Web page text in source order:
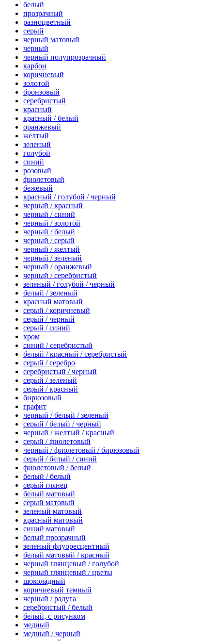
белый
прозрачный
разноцветный
серый
черный матовый
черный
черный полупрозрачный
карбон
коричневый
золотой
бронзовый
серебристый
красный
красный / белый
оранжевый
желтый
зеленый
голубой
синий
розовый
фиолетовый
бежевый
красный / голубой / черный
черный / красный
черный / синий
черный / золотой
черный / белый
черный / серый
черный / желтый
черный / зеленый
черный / оранжевый
черный / серебристый
зеленый / голубой / черный
белый / зеленый
красный матовый
серый / коричневый
серый / черный
серый / синий
хром
синий / серебристый
белый / красный / серебристый
серый / серебро
серебристый / черный
серый / зеленый
серый / красный
бирюзовый
графит
черный / белый / зеленый
серый / белый / черный
черный / желтый / красный
серый / фиолетовый
черный / фиолетовый / бирюзовый
серый / белый / синий
фиолетовый / белый
белый / белый
серый глянец
белый матовый
серый матовый
зеленый матовый
красный матовый
синий матовый
белый прозрачный
зеленый флуоресцентный
белый матовый / красный
черный глянцевый / голубой
черный глянцевый / цветы
шоколадный
коричневый темный
черный / радуга
серебристый / белый
белый, с рисунком
медный
медный / черный